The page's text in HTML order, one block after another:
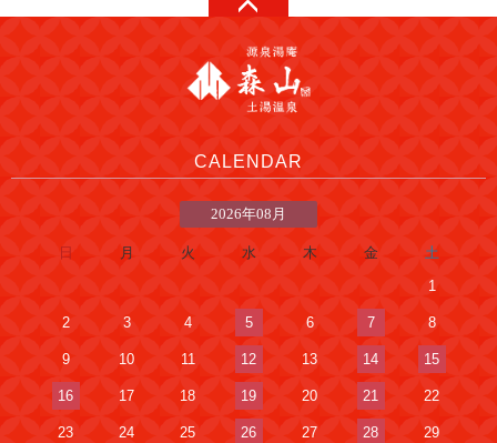
CALENDAR
2026年08月
日 月 火 水 木 金
土
1
2 3 4 5 6 7 8
9 10 11 12 13 14 15
16 17 18 19 20 21 22
23 24 25 26 27 28 29